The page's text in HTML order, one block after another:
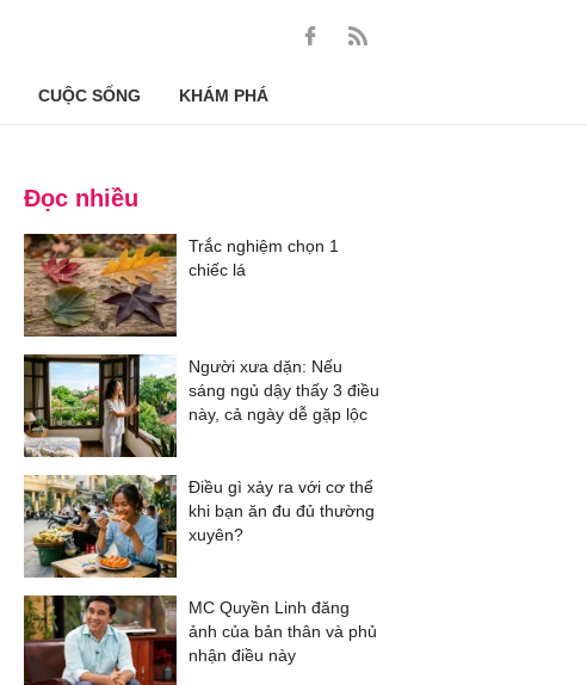
CUỘC SỐNG KHÁM PHÁ
Đọc nhiều
Trắc nghiệm chọn 1
chiếc lá
Người xưa dặn: Nếu
sáng ngủ dậy thấy 3 điều
này, cả ngày dễ gặp lộc
Điều gì xảy ra với cơ thể
khi bạn ăn đu đủ thường
xuyên?
MC Quyền Linh đăng
ảnh của bản thân và phủ
nhận điều này